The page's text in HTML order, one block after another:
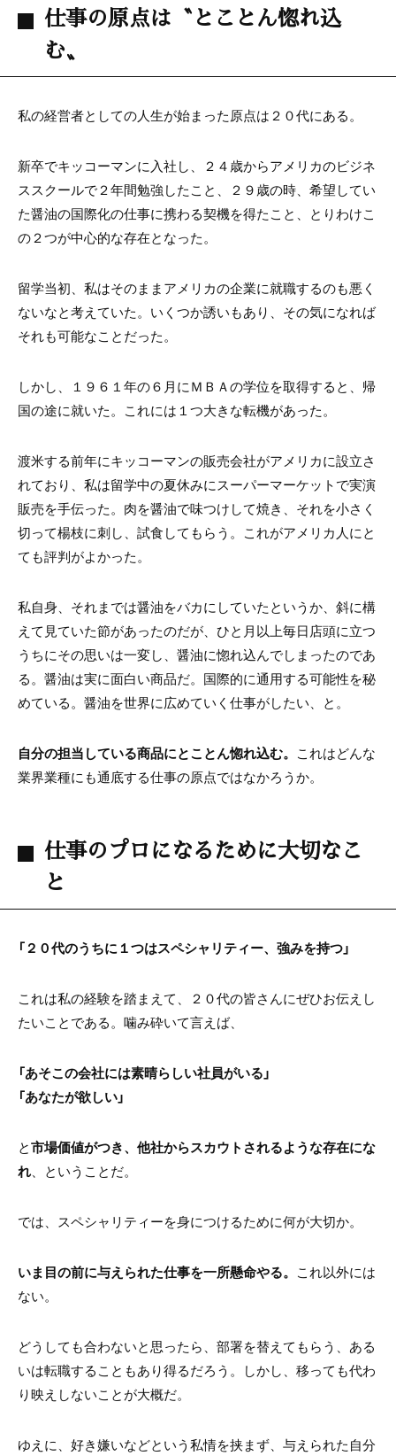
仕事の原点は〝とことん惚れ込
む〟
私の経営者としての人生が始まった原点は２０代にある。
新卒でキッコーマンに入社し、２４歳からアメリカのビジネ
ススクールで２年間勉強したこと、２９歳の時、希望してい
た醤油の国際化の仕事に携わる契機を得たこと、とりわけこ
の２つが中心的な存在となった。
留学当初、私はそのままアメリカの企業に就職するのも悪く
ないなと考えていた。いくつか誘いもあり、その気になれば
それも可能なことだった。
しかし、１９６１年の６月にＭＢＡの学位を取得すると、帰
国の途に就いた。これには１つ大きな転機があった。
渡米する前年にキッコーマンの販売会社がアメリカに設立さ
れており、私は留学中の夏休みにスーパーマーケットで実演
販売を手伝った。肉を醤油で味つけして焼き、それを小さく
切って楊枝に刺し、試食してもらう。これがアメリカ人にと
ても評判がよかった。
私自身、それまでは醤油をバカにしていたというか、斜に構
えて見ていた節があったのだが、ひと月以上毎日店頭に立つ
うちにその思いは一変し、醤油に惚れ込んでしまったのであ
る。醤油は実に面白い商品だ。国際的に通用する可能性を秘
めている。醤油を世界に広めていく仕事がしたい、と。
自分の担当している商品にとことん惚れ込む。 これはどんな
業界業種にも通底する仕事の原点ではなかろうか。
仕事のプロになるために大切なこ
と
「２０代のうちに１つはスペシャリティー、強みを持つ」
これは私の経験を踏まえて、２０代の皆さんにぜひお伝えし
たいことである。噛み砕いて言えば、
「あそこの会社には素晴らしい社員がいる」
「あなたが欲しい」
と市場価値がつき、他社からスカウトされるような存在にな
れ、ということだ。
では、スペシャリティーを身につけるために何が大切か。
いま目の前に与えられた仕事を一所懸命やる。 これ以外には
ない。
どうしても合わないと思ったら、部署を替えてもらう、ある
いは転職することもあり得るだろう。しかし、移っても代わ
り映えしないことが大概だ。
ゆえに、好き嫌いなどという私情を挟まず、与えられた自分